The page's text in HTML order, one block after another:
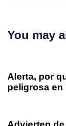
You may
Alerta, por
peligrosa en